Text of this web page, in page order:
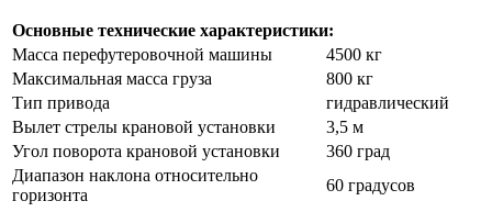
Основные технические характеристики:
Масса перефутеровочной машины
4500 кг
Максимальная масса груза
800 кг
Тип привода
гидравлический
Вылет стрелы крановой установки
3,5 м
Угол поворота крановой установки
360 град
Диапазон наклона относительно
горизонта
60 градусов